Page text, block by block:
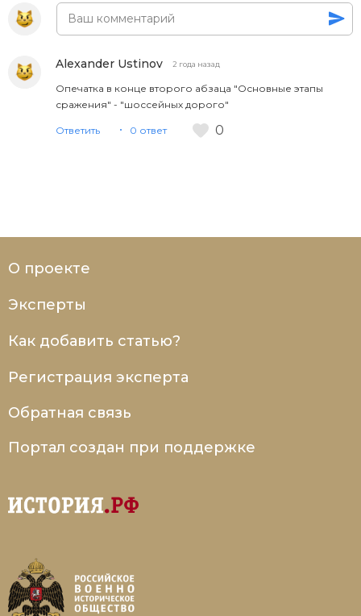
Alexander Ustinov 2 года назад
Опечатка в конце второго абзаца "Основные этапы
сражения" - "шоссейных дорого"
Ответить 0 ответ 0
О проекте
Эксперты
Как добавить статью?
Регистрация эксперта
Обратная связь
Портал создан при поддержке